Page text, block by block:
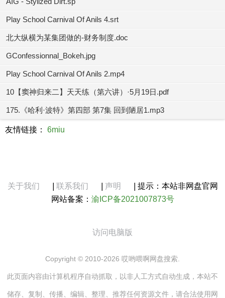
Play School Carnival Of Anils 4.srt
北大纵横为某集团做的-财务制度.doc
GConfessionnal_Bokeh.jpg
Play School Carnival Of Anils 2.mp4
10【窦神归来二】天天练（第六讲）·5月19日.pdf
175.《哈利·波特》第四部 第7集 回到陋居1.mp3
友情链接： 6miu
关于我们 联系我们 声明
提示：本站非网盘官网
网站备案： 渝ICP备2021007873号
访问电脑版
Copyright © 2010-2026 哎哟喂啊网盘搜索.
此页面内容由计算机程序自动抓取，以非人工方式自动生成，本站不
储存、复制、传播、编辑、整理、推荐任何资源文件，请合法使用网